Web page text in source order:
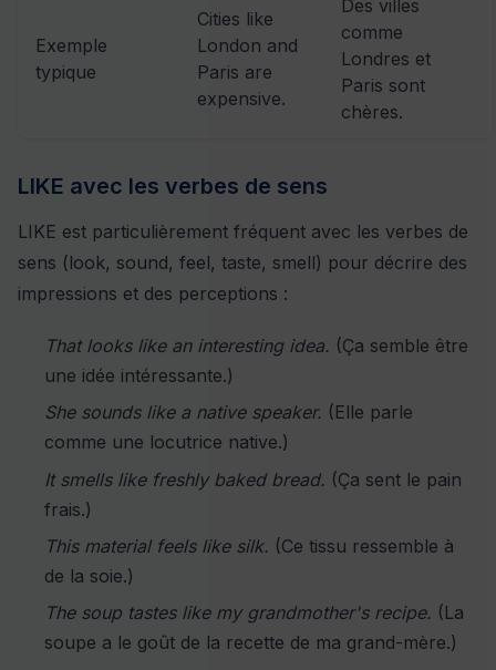
Exemple
typique
Cities like
London and
Paris are
expensive.
Des villes
comme
Londres et
Paris sont
chères.
LIKE avec les verbes de sens
LIKE est particulièrement fréquent avec les verbes de
sens (look, sound, feel, taste, smell) pour décrire des
impressions et des perceptions :
That looks like an interesting idea. (Ça semble être
une idée intéressante.)
She sounds like a native speaker. (Elle parle
comme une locutrice native.)
It smells like freshly baked bread. (Ça sent le pain
frais.)
This material feels like silk. (Ce tissu ressemble à
de la soie.)
The soup tastes like my grandmother's recipe. (La
soupe a le goût de la recette de ma grand-mère.)